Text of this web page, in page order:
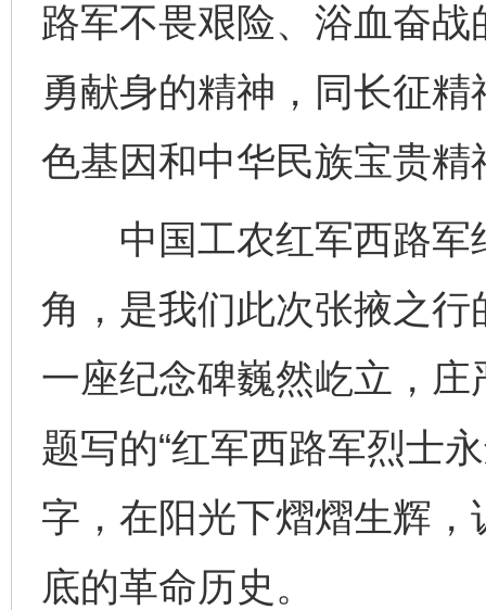
路军不畏艰险、浴血奋
勇献身的精神，同长征
色基因和中华民族宝贵精
中国工农红军西路军
角，是我们此次张掖之
一座纪念碑巍然屹立，
题写的“红军西路军烈士
字，在阳光下熠熠生辉
底的革命历史。